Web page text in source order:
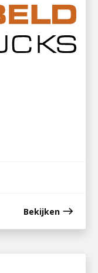
Bekijken east